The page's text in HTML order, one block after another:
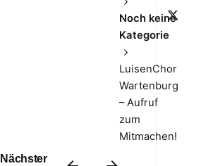
Noch keine
Kategorie
LuisenChor
Wartenburg
– Aufruf
zum
Mitmachen!
Nächster